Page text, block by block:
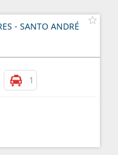
- SANTO ANDRÉ
1